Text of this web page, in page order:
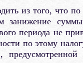
из того, что
занижение
периода не
по этому